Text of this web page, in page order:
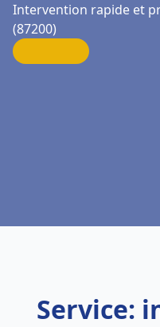
Intervention rapide et
(87200)
Service: